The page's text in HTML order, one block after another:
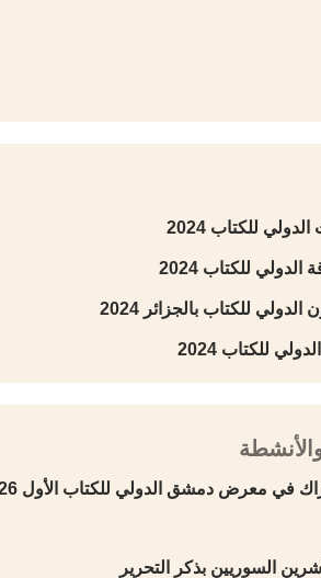
للكتاب 2024
للكتاب 2024
للكتاب بالجزائر 2024
للكتاب 2024
في معرض دمشق الدولي للكتاب الأول 2026
السوريين بذكر التحرير